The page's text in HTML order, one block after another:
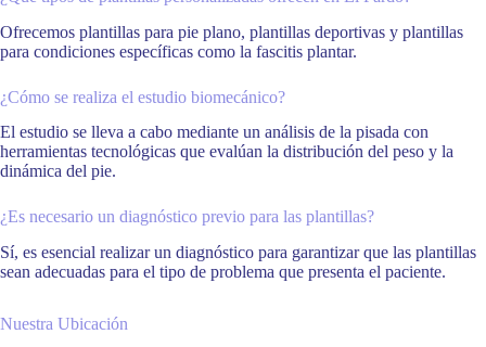
Ofrecemos plantillas para pie plano, plantillas deportivas y plantillas
para condiciones específicas como la fascitis plantar.
¿Cómo se realiza el estudio biomecánico?
El estudio se lleva a cabo mediante un análisis de la pisada con
herramientas tecnológicas que evalúan la distribución del peso y la
dinámica del pie.
¿Es necesario un diagnóstico previo para las plantillas?
Sí, es esencial realizar un diagnóstico para garantizar que las plantillas
sean adecuadas para el tipo de problema que presenta el paciente.
Nuestra Ubicación